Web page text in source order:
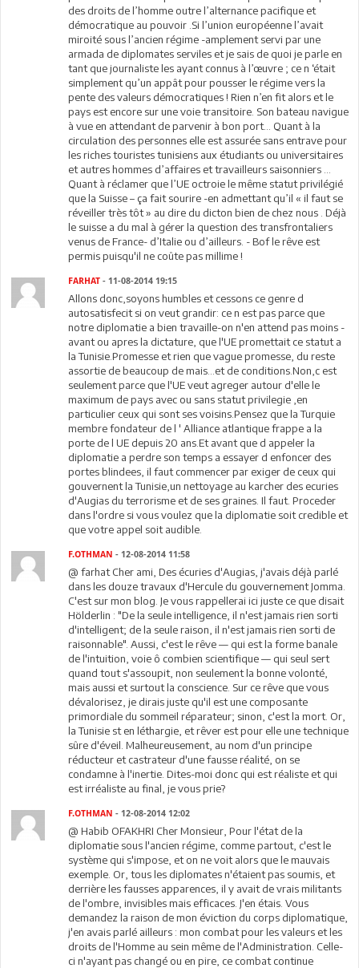
des droits de l’homme outre l’alternance pacifique et
démocratique au pouvoir .Si l’union européenne l’avait
miroité sous l’ancien régime -amplement servi par une
armada de diplomates serviles et je sais de quoi je parle en
tant que journaliste les ayant connus à l’œuvre ; ce n ‘était
simplement qu’un appât pour pousser le régime vers la
pente des valeurs démocratiques ! Rien n’en fit alors et le
pays est encore sur une voie transitoire. Son bateau navigue
à vue en attendant de parvenir à bon port… Quant à la
circulation des personnes elle est assurée sans entrave pour
les riches touristes tunisiens aux étudiants ou universitaires
et autres hommes d’affaires et travailleurs saisonniers …
Quant à réclamer que l’UE octroie le même statut privilégié
que la Suisse – ça fait sourire -en admettant qu’il « il faut se
réveiller très tôt » au dire du dicton bien de chez nous . Déjà
le suisse a du mal à gérer la question des transfrontaliers
venus de France- d’Italie ou d’ailleurs. - Bof le rêve est
permis puisqu'il ne coûte pas millime !
FARHAT - 11-08-2014 19:15
Allons donc,soyons humbles et cessons ce genre d
autosatisfecit si on veut grandir: ce n est pas parce que
notre diplomatie a bien travaille-on n'en attend pas moins -
avant ou apres la dictature, que l'UE promettait ce statut a
la Tunisie.Promesse et rien que vague promesse, du reste
assortie de beaucoup de mais...et de conditions.Non,c est
seulement parce que l'UE veut agreger autour d'elle le
maximum de pays avec ou sans statut privilegie ,en
particulier ceux qui sont ses voisins.Pensez que la Turquie
membre fondateur de l ' Alliance atlantique frappe a la
porte de l UE depuis 20 ans.Et avant que d appeler la
diplomatie a perdre son temps a essayer d enfoncer des
portes blindees, il faut commencer par exiger de ceux qui
gouvernent la Tunisie,un nettoyage au karcher des ecuries
d'Augias du terrorisme et de ses graines. Il faut. Proceder
dans l'ordre si vous voulez que la diplomatie soit credible et
que votre appel soit audible.
F.OTHMAN - 12-08-2014 11:58
@ farhat Cher ami, Des écuries d'Augias, j'avais déjà parlé
dans les douze travaux d'Hercule du gouvernement Jomma.
C'est sur mon blog. Je vous rappellerai ici juste ce que disait
Hölderlin : "De la seule intelligence, il n'est jamais rien sorti
d'intelligent; de la seule raison, il n'est jamais rien sorti de
raisonnable". Aussi, c'est le rêve — qui est la forme banale
de l'intuition, voie ô combien scientifique — qui seul sert
quand tout s'assoupit, non seulement la bonne volonté,
mais aussi et surtout la conscience. Sur ce rêve que vous
dévalorisez, je dirais juste qu'il est une composante
primordiale du sommeil réparateur; sinon, c'est la mort. Or,
la Tunisie st en léthargie, et rêver est pour elle une technique
sûre d'éveil. Malheureusement, au nom d'un principe
réducteur et castrateur d'une fausse réalité, on se
condamne à l'inertie. Dites-moi donc qui est réaliste et qui
est irréaliste au final, je vous prie?
F.OTHMAN - 12-08-2014 12:02
@ Habib OFAKHRI Cher Monsieur, Pour l'état de la
diplomatie sous l'ancien régime, comme partout, c'est le
système qui s'impose, et on ne voit alors que le mauvais
exemple. Or, tous les diplomates n'étaient pas soumis, et
derrière les fausses apparences, il y avait de vrais militants
de l'ombre, invisibles mais efficaces. J'en étais. Vous
demandez la raison de mon éviction du corps diplomatique,
j'en avais parlé ailleurs : mon combat pour les valeurs et les
droits de l'Homme au sein même de l'Administration. Celle-
ci n'ayant pas changé ou en pire, ce combat continue